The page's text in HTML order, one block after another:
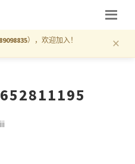
），欢迎加入！ ×